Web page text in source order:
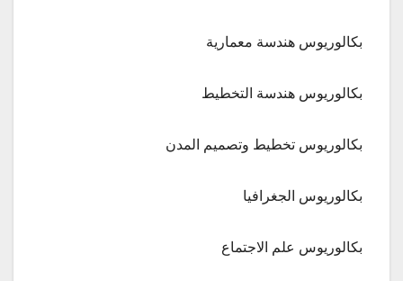
بكالوريوس هندسة معمارية
بكالوريوس هندسة التخطيط
بكالوريوس تخطيط وتصميم المدن
بكالوريوس الجغرافيا
بكالوريوس علم الاجتماع